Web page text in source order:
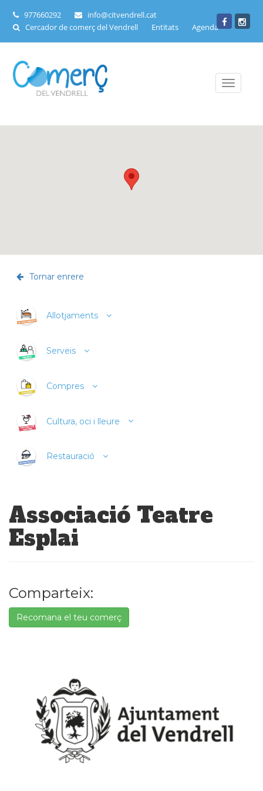
977660292
info@citvendrell.cat
Cercador de comerç del Vendrell
Entitats Agenda
Toggle
Tornar enrere
Allotjaments
Serveis
Compres
Cultura, oci i lleure
Restauració
Associació Teatre
Esplai
Comparteix:
Recomana el teu comerç